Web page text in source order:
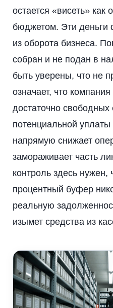
остается «висеть» как
бюджетом. Эти деньги
из оборота бизнеса.
собран и не подан в
быть уверены, что не
означает, что
достаточно свободных
потенциальной
напрямую снижает
замораживает часть
контроль здесь нужен,
процентный буфер
реальную
изымет средства из